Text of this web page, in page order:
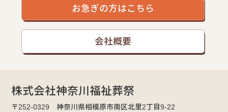
お急ぎの方はこちら
会社概要
株式会社神奈川福祉葬祭
〒252-0329 神奈川県相模原市南区北里2丁目9-22